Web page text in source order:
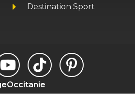
Destination Sport